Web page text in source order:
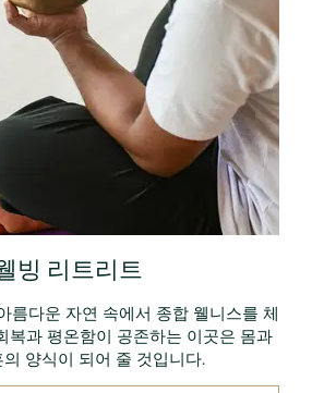
빙 리트리트
름다운 자연 속에서 종합 웰니스를 체
복과 평온함이 공존하는 이곳은 몸과
의 양식이 되어 줄 것입니다.